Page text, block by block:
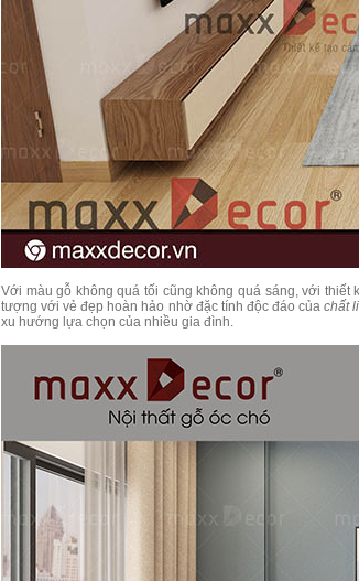
Với màu gỗ không quá tối cũng không quá sáng, với
tượng với vẻ đẹp hoàn hảo nhờ đặc tính độc đáo củachất
xu hướng lựa chọn của nhiều gia đình.